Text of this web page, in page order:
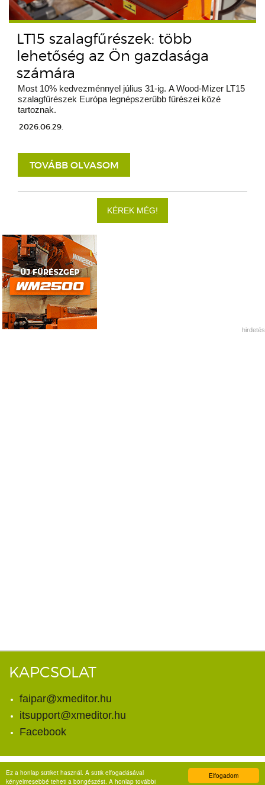
Elfogadom
Ez a honlap sütiket használ. A sütik elfogadásával
kényelmesebbé teheti a böngészést. A honlap további
LT15 szalagfűrészek: több
lehetőség az Ön gazdasága
számára
Most 10% kedvezménnyel július 31-ig. A Wood-Mizer LT15
szalagfűrészek Európa legnépszerűbb fűrészei közé
tartoznak.
2026.06.29.
TOVÁBB OLVASOM
KÉREK MÉG!
hirdetés
KAPCSOLAT
faipar@xmeditor.hu
itsupport@xmeditor.hu
Facebook
© Copyright 2026. X-meditor Kft.